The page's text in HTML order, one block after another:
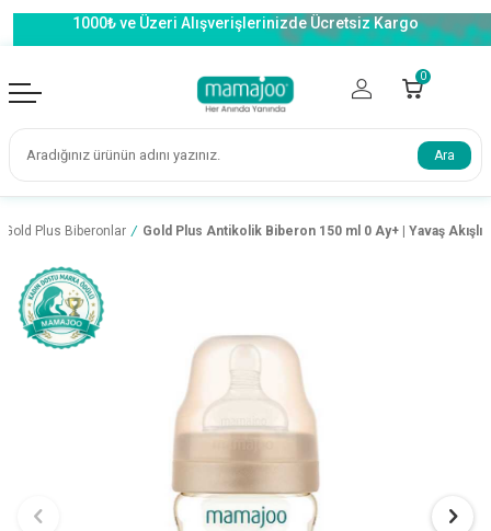
1000₺ ve Üzeri Alışverişlerinizde Ücretsiz Kargo
0
Ara
Gold Plus Biberonlar / Gold Plus Antikolik Biberon 150 ml 0 Ay+ | Yavaş Akışlı